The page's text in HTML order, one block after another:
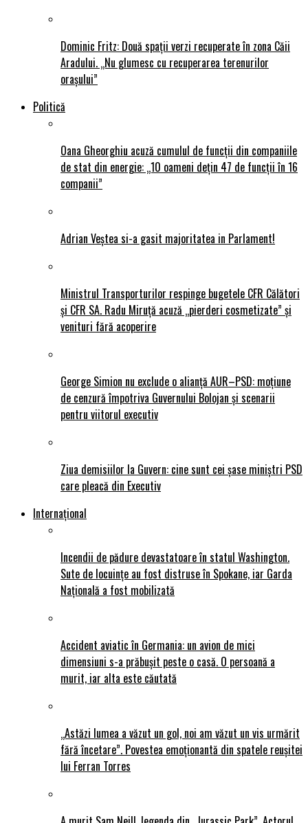
Dominic Fritz: Două spații verzi recuperate în zona Căii
Aradului. „Nu glumesc cu recuperarea terenurilor
orașului”
Politică
Oana Gheorghiu acuză cumulul de funcții din companiile
de stat din energie: „10 oameni dețin 47 de funcții în 16
companii”
Adrian Veștea si-a gasit majoritatea in Parlament!
Ministrul Transporturilor respinge bugetele CFR Călători
și CFR SA. Radu Miruță acuză „pierderi cosmetizate” și
venituri fără acoperire
George Simion nu exclude o alianță AUR–PSD: moțiune
de cenzură împotriva Guvernului Bolojan și scenarii
pentru viitorul executiv
Ziua demisiilor la Guvern: cine sunt cei șase miniștri PSD
care pleacă din Executiv
Internațional
Incendii de pădure devastatoare în statul Washington.
Sute de locuințe au fost distruse în Spokane, iar Garda
Națională a fost mobilizată
Accident aviatic în Germania: un avion de mici
dimensiuni s-a prăbușit peste o casă. O persoană a
murit, iar alta este căutată
„Astăzi lumea a văzut un gol, noi am văzut un vis urmărit
fără încetare”. Povestea emoționantă din spatele reușitei
lui Ferran Torres